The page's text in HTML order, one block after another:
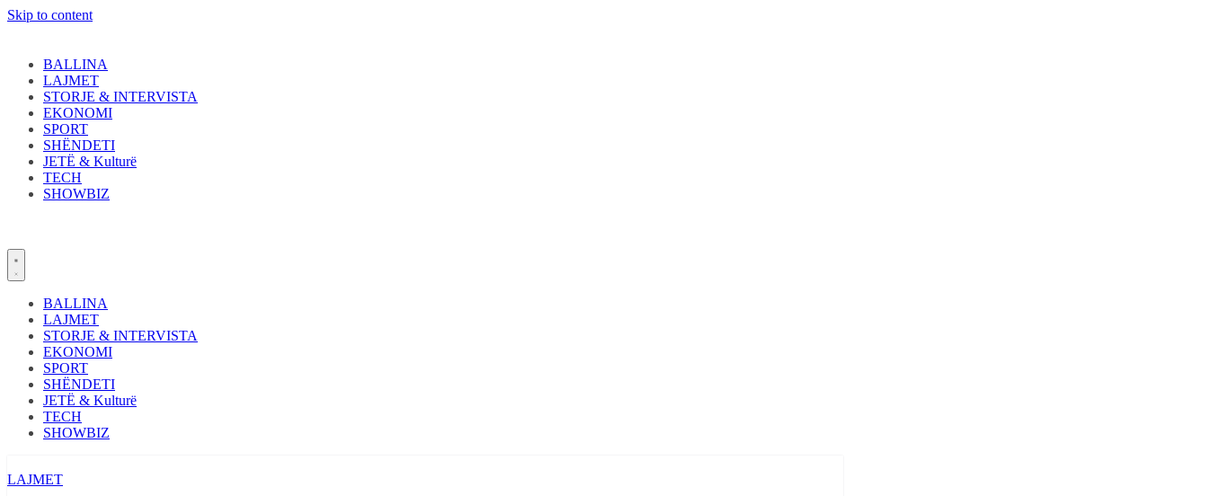
Skip to content
BALLINA
LAJMET
STORJE & INTERVISTA
EKONOMI
SPORT
SHËNDETI
JETË & Kulturë
TECH
SHOWBIZ
BALLINA
LAJMET
STORJE & INTERVISTA
EKONOMI
SPORT
SHËNDETI
JETË & Kulturë
TECH
SHOWBIZ
LAJMET